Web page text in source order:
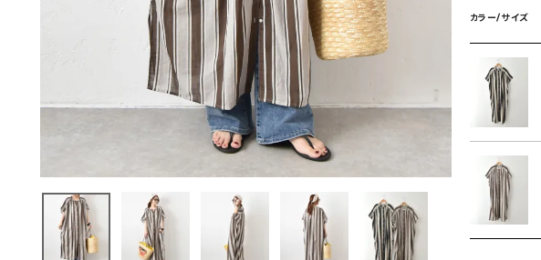
すべて見る
帽子
ソックス
その他雑貨
ジャケット
コート
その他アウター
すべて見る
ガウン
帽子
ソックス・その他雑貨
グッ
カラー/サイズ